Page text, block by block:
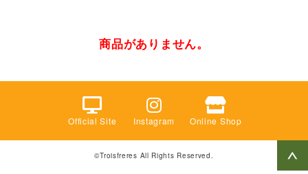
商品がありません。
Official Site Instagram Online Shop
©Troisfreres All Rights Reserved.